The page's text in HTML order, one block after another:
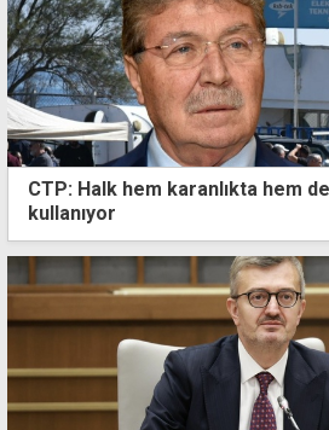
CTP: Halk hem karanlıkta hem
kullanıyor